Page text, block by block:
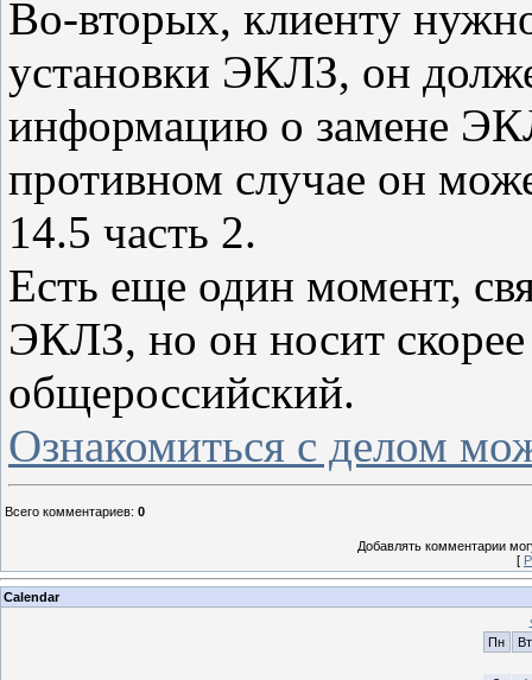
Во-вторых, клиенту
установки ЭКЛЗ, он
информацию о замене
противном случае он
14.5 часть 2.
Есть еще один момент,
ЭКЛЗ, но он носит
общероссийский.
Ознакомиться с делом
Всего комментариев: 0
Добавлять комментарии
[
Calendar
Пн
Вт